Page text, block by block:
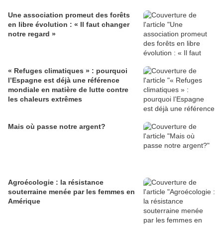
Une association promeut des forêts
en libre évolution : « Il faut changer
notre regard »
« Refuges climatiques » : pourquoi
l’Espagne est déjà une référence
mondiale en matière de lutte contre
les chaleurs extrêmes
Mais où passe notre argent?
Agroécologie : la résistance
souterraine menée par les femmes en
Amérique